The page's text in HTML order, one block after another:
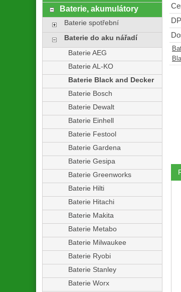
Baterie, akumulátory
Baterie spotřební
Baterie do aku nářadí
Baterie AEG
Baterie AL-KO
Baterie Black and Decker
Baterie Bosch
Baterie Dewalt
Baterie Einhell
Baterie Festool
Baterie Gardena
Baterie Gesipa
Baterie Greenworks
Baterie Hilti
Baterie Hitachi
Baterie Makita
Baterie Metabo
Baterie Milwaukee
Baterie Ryobi
Baterie Stanley
Baterie Worx